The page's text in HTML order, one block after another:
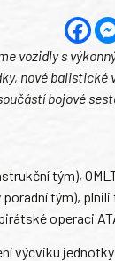
vozidly s
nové balistické
bojové
tým),
tým),
operaci
výcviku